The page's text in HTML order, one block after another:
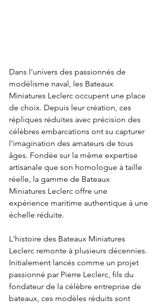
Dans l'univers des passionnés de
modélisme naval, les Bateaux
Miniatures Leclerc occupent une place
de choix. Depuis leur création, ces
répliques réduites avec précision des
célèbres embarcations ont su capturer
l'imagination des amateurs de tous
âges. Fondée sur la même expertise
artisanale que son homologue à taille
réelle, la gamme de Bateaux
Miniatures Leclerc offre une
expérience maritime authentique à une
échelle réduite.
L'histoire des Bateaux Miniatures
Leclerc remonte à plusieurs décennies.
Initialement lancés comme un projet
passionné par Pierre Leclerc, fils du
fondateur de la célèbre entreprise de
bateaux, ces modèles réduits sont